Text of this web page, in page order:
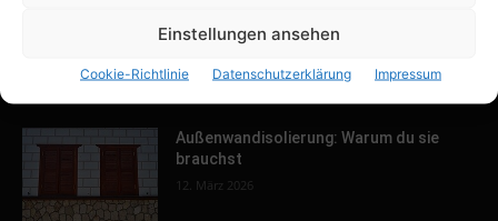
Einstellungen ansehen
Cookie-Richtlinie Datenschutzerklärung Impressum
dein Zuhause
Außenwandisolierung: Warum du sie
brauchst
12. März 2026